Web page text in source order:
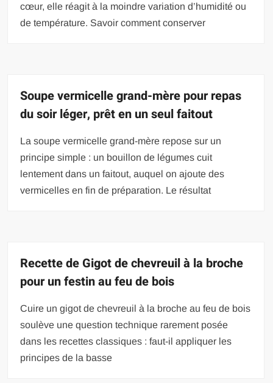
cœur, elle réagit à la moindre variation d’humidité ou
de température. Savoir comment conserver
Soupe vermicelle grand-mère pour repas
du soir léger, prêt en un seul faitout
La soupe vermicelle grand-mère repose sur un
principe simple : un bouillon de légumes cuit
lentement dans un faitout, auquel on ajoute des
vermicelles en fin de préparation. Le résultat
Recette de Gigot de chevreuil à la broche
pour un festin au feu de bois
Cuire un gigot de chevreuil à la broche au feu de bois
soulève une question technique rarement posée
dans les recettes classiques : faut-il appliquer les
principes de la basse